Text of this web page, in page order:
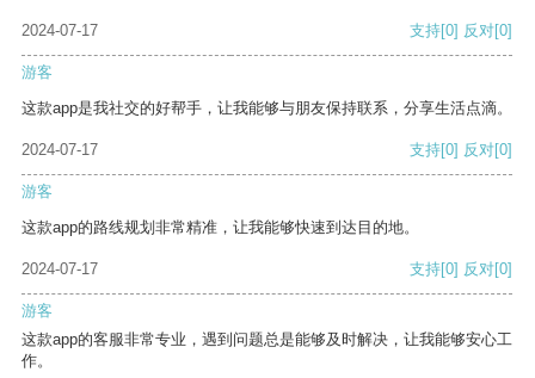
2024-07-17 支持[0] 反对[0]
游客
这款app是我社交的好帮手，让我能够与朋友保持联系，分享生活点滴。
2024-07-17 支持[0] 反对[0]
游客
这款app的路线规划非常精准，让我能够快速到达目的地。
2024-07-17 支持[0] 反对[0]
游客
这款app的客服非常专业，遇到问题总是能够及时解决，让我能够安心工
作。